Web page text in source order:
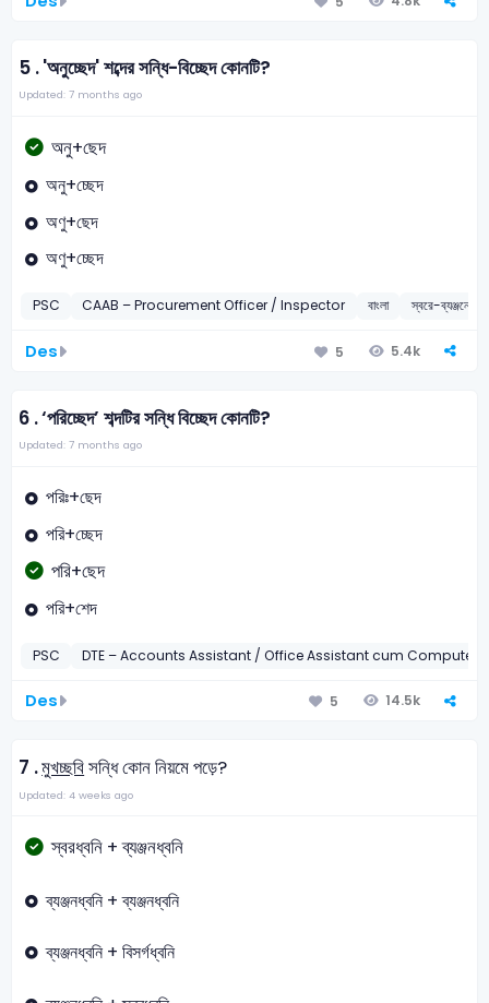
5 .'অনুচ্ছেদ' শব্দের সন্ধি-বিচ্ছেদ কোনটি?
Updated: 7 months ago
অনু+ছেদ
অনু+চ্ছেদ
অণু+ছেদ
অণু+চ্ছেদ
PSC CAAB – Procurement Officer / Inspector বাংলা স্বরে-ব্যঞ্জনে
Des 5 5.4k
6 .‘পরিচ্ছেদ’ শব্দটির সন্ধি বিচ্ছেদ কোনটি?
Updated: 7 months ago
পরিঃ+ছেদ
পরি+চ্ছেদ
পরি+ছেদ
পরি+শেদ
PSC DTE – Accounts Assistant / Office Assistant cum Computer
Des 5 14.5k
7 .মুখচ্ছবিসন্ধি কোন নিয়মে পড়ে?
Updated: 4 weeks ago
স্বরধ্বনি + ব্যঞ্জনধ্বনি
ব্যঞ্জনধ্বনি + ব্যঞ্জনধ্বনি
ব্যঞ্জনধ্বনি + বিসর্গধ্বনি